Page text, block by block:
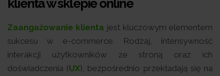
klienta w sklepie online
Zaangażowanie klienta jest kluczowym elementem
sukcesu w e-commerce. Rodzaj, intensywność
interakcji użytkowników ze stroną oraz ich
doświadczenia (UX), bezpośrednio przekładają się na